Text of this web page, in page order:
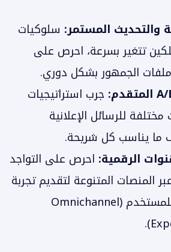
والتحديث المستمر: سلوكيات
تتغير بسرعة، احرص على
الجمهور بشكل دوري.
جرب استراتيجيات
للرسائل الإعلانية
ما يناسب كل شريحة.
الرقمية: احرص على التواجد
المنصات المتنوعة لتقديم تجربة
سلسة للمستخدم (Omnichannel